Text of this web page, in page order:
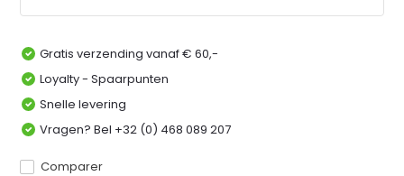
Gratis verzending vanaf € 60,-
Loyalty - Spaarpunten
Snelle levering
Vragen? Bel +32 (0) 468 089 207
Comparer